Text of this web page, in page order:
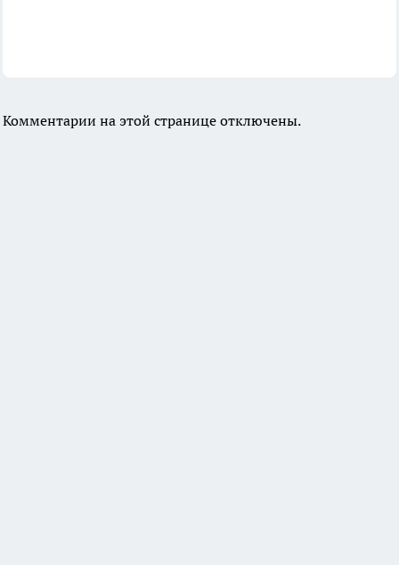
Комментарии на этой странице отключены.